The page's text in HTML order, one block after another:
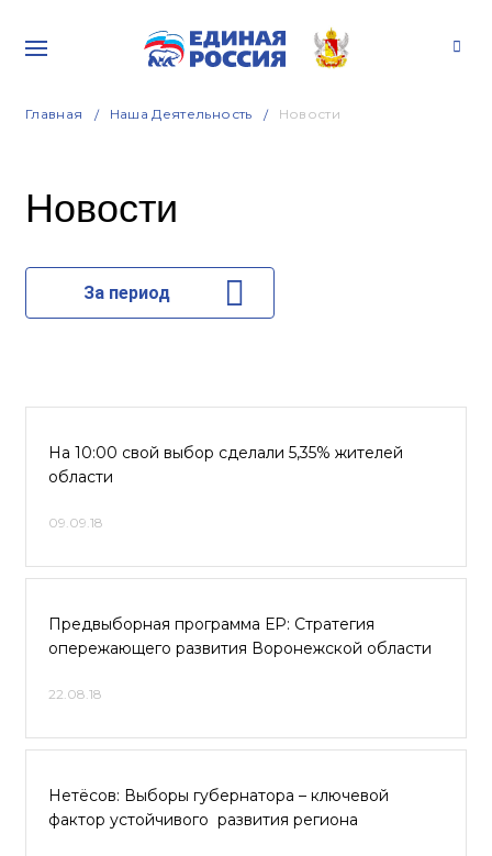
Главная Наша Деятельность Новости
Новости
За период
На 10:00 свой выбор сделали 5,35% жителей
области
09.09.18
Предвыборная программа ЕР: Стратегия
опережающего развития Воронежской области
22.08.18
Нетёсов: Выборы губернатора – ключевой
фактор устойчивого развития региона